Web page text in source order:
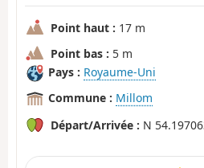
Point haut : 17 m
Point bas : 5 m
Pays : Royaume-Uni
Commune : Millom
Départ/Arrivée : N